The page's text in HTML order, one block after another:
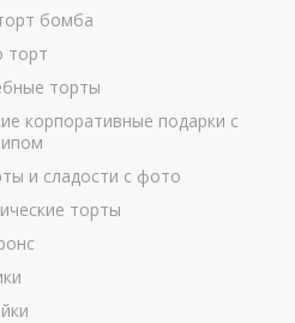
бомба
торт
торты
корпоративные подарки с
и сладости с фото
торты